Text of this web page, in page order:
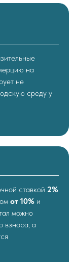
на
не
среду у
ставкой 2%
от 10% и
можно
взноса, а